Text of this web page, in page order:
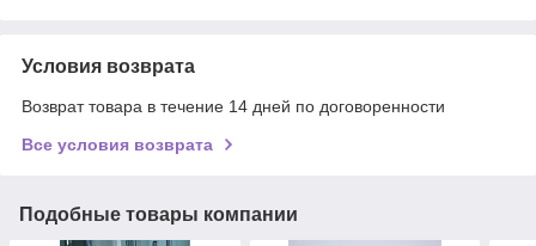
Условия возврата
Возврат товара в течение 14 дней по договоренности
Все условия возврата
Подобные товары компании